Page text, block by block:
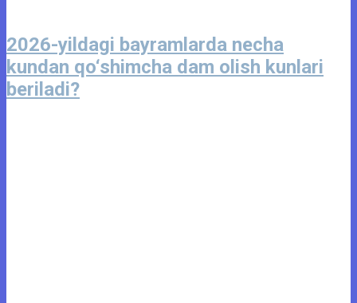
2026-yildagi bayramlarda necha
kundan qo‘shimcha dam olish kunlari
beriladi?